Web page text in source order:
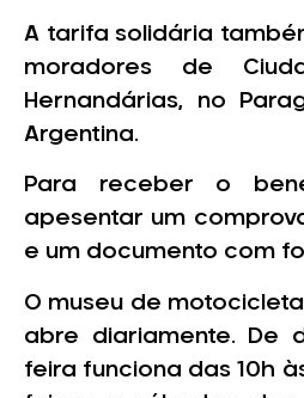
A tarifa solidária
moradores de
Hernandárias, no
Argentina.
Para receber o
apesentar um
e um documento com
O museu de
abre diariamente. De
feira funciona das 10h